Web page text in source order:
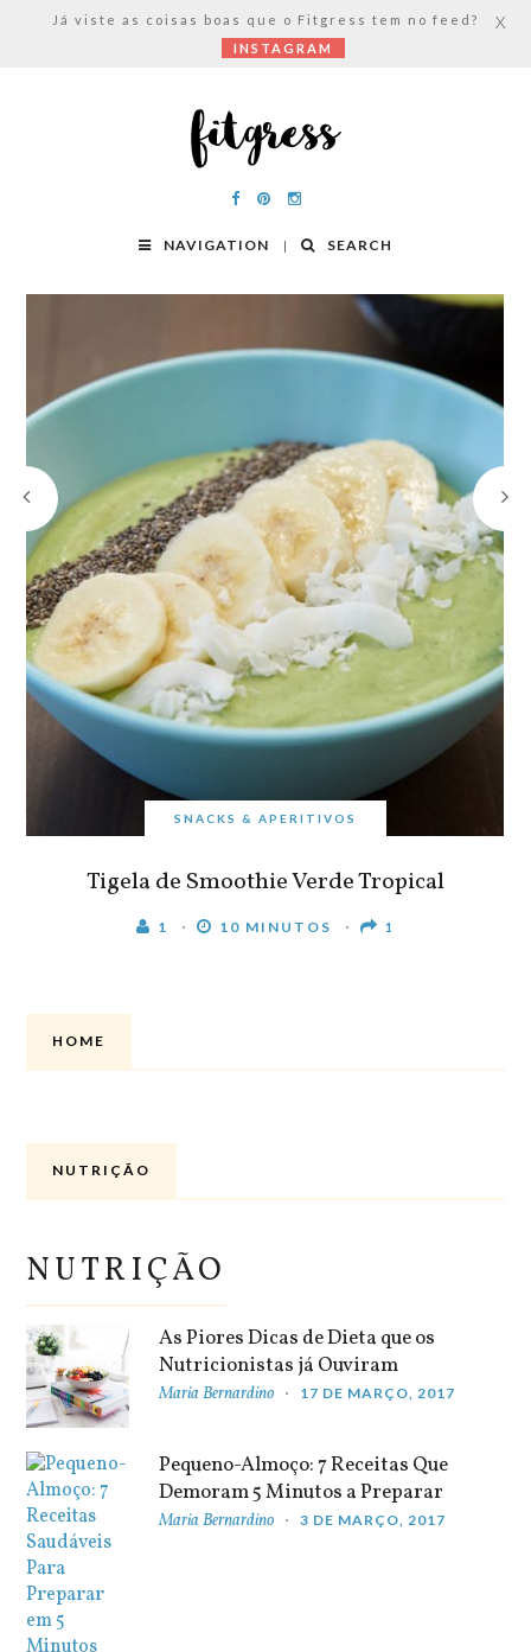
NAVIGATION SEARCH
SNACKS & APERITIVOS
Tigela de Smoothie Verde Tropical
1 10 MINUTOS 1
HOME
NUTRIÇÃO
NUTRIÇÃO
As Piores Dicas de Dieta que os
Nutricionistas já Ouviram
Maria Bernardino 17 DE MARÇO, 2017
Pequeno-Almoço: 7 Receitas Que
Demoram 5 Minutos a Preparar
Maria Bernardino 3 DE MARÇO, 2017
Já viste as coisas boas que o Fitgress tem no feed?
INSTAGRAM
X